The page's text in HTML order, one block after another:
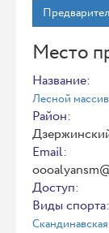
Место
Название:
Лесной
Район:
Email:
Доступ:
Виды спорта: